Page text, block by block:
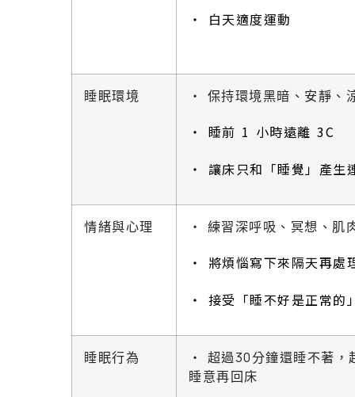
‧ 白天適度運動
睡眠環境 ‧ 保持環境黑暗、安靜、
‧ 睡前 1 小時遠離 3C
‧ 讓床只和「睡覺」產生
情緒與心理 ‧ 練習深呼吸、冥想、肌
‧ 將煩惱寫下來隔天再處
‧ 接受「睡不好是正常的
睡眠行為
‧ 超過30分鐘還睡不著，
睡意再回床